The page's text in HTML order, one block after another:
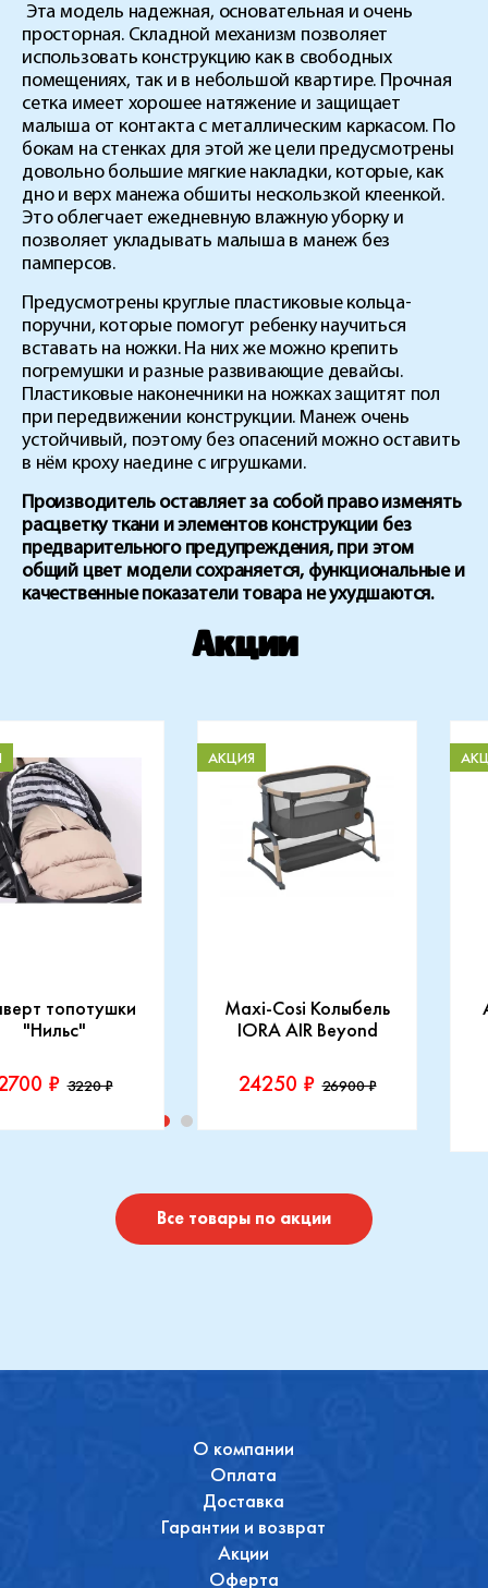
Эта модель надежная, основательная и очень
просторная. Складной механизм позволяет
использовать конструкцию как в свободных
помещениях, так и в небольшой квартире. Прочная
сетка имеет хорошее натяжение и защищает
малыша от контакта с металлическим каркасом. По
бокам на стенках для этой же цели предусмотрены
довольно большие мягкие накладки, которые, как
дно и верх манежа обшиты нескользкой клеенкой.
Это облегчает ежедневную влажную уборку и
позволяет укладывать малыша в манеж без
памперсов.
Предусмотрены круглые пластиковые кольца-
поручни, которые помогут ребенку научиться
вставать на ножки. На них же можно крепить
погремушки и разные развивающие девайсы.
Пластиковые наконечники на ножках защитят пол
при передвижении конструкции. Манеж очень
устойчивый, поэтому без опасений можно оставить
в нём кроху наедине с игрушками.
Производитель оставляет за собой право изменять
расцветку ткани и элементов конструкции без
предварительного предупреждения, при этом
общий цвет модели сохраняется, функциональные и
качественные показатели товара не ухудшаются.
Акции
топотушки
"Нильс"
₽ 3220 ₽
Maxi-Cosi Колыбель
IORA AIR Beyond
АКЦИЯ
24250 ₽ 26900 ₽
Производитель::
Купить
Все товары по акции
О компании
Оплата
Доставка
Гарантии и возврат
Акции
Оферта